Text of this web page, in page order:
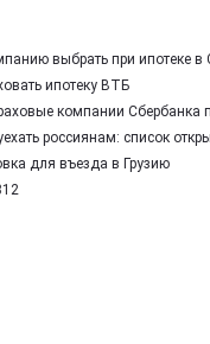
выбрать при ипотеке в
ипотеку ВТБ
компании Сбербанка
россиянам: список
для въезда в Грузию